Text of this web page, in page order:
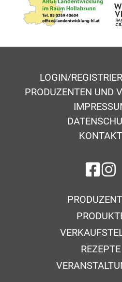
LOGIN/
PRODUZENTEN UND
KONTAKT
auf
REZEPTE